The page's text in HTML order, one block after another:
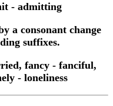
- admitting
a consonant change
suffixes.
fancy - fanciful,
- loneliness